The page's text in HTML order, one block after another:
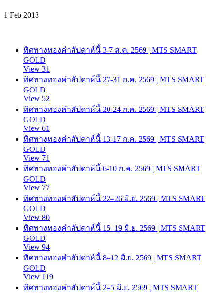
1 Feb 2018
ทิศทางทองคำสัปดาห์นี้ 3-7 ส.ค. 2569 | MTS SMART
GOLD
View 31
ทิศทางทองคำสัปดาห์นี้ 27-31 ก.ค. 2569 | MTS SMART
GOLD
View 52
ทิศทางทองคำสัปดาห์นี้ 20-24 ก.ค. 2569 | MTS SMART
GOLD
View 61
ทิศทางทองคำสัปดาห์นี้ 13-17 ก.ค. 2569 | MTS SMART
GOLD
View 71
ทิศทางทองคำสัปดาห์นี้ 6-10 ก.ค. 2569 | MTS SMART
GOLD
View 77
ทิศทางทองคำสัปดาห์นี้ 22–26 มิ.ย. 2569 | MTS SMART
GOLD
View 80
ทิศทางทองคำสัปดาห์นี้ 15–19 มิ.ย. 2569 | MTS SMART
GOLD
View 94
ทิศทางทองคำสัปดาห์นี้ 8–12 มิ.ย. 2569 | MTS SMART
GOLD
View 119
ทิศทางทองคำสัปดาห์นี้ 2–5 มิ.ย. 2569 | MTS SMART